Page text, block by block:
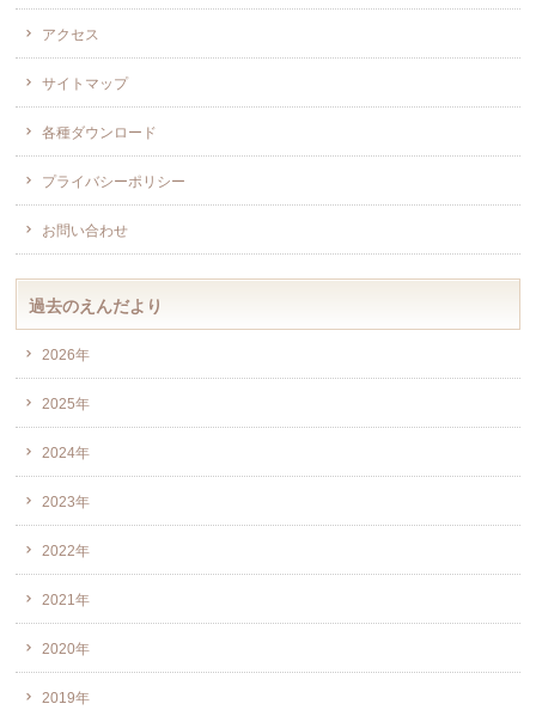
アクセス
サイトマップ
各種ダウンロード
プライバシーポリシー
お問い合わせ
過去のえんだより
2026年
2025年
2024年
2023年
2022年
2021年
2020年
2019年